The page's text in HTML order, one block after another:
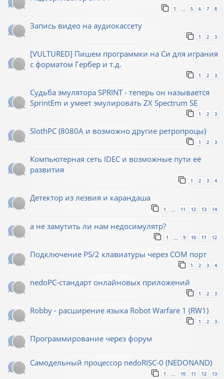
1 5 6 7 8
Запись видео на аудиокассету
1 2 3
[VULTURED] Пишем программки на Си для играния
с форматом Гербер и т.д.
1 2 3
Судьба эмулятора SPRINT - теперь он называется
SprintEm и умеет эмулировать ZX Spectrum SE
1 2 3
SlothPC (8080A и возможно другие ретропроцы)
1 2 3
Компьютерная сеть IDEC и возможные пути её
развития
1 2 3 4
Детектор из лезвия и карандаша
1 11 12 13 14
а не замутить ли нам недосимулятр?
1 9 10 11 12
Подключение PS/2 клавиатуры через COM порт
1 2 3 4
nedoPC-стандарт онлайновых приложений
1 2 3
Robby - расширение языка Robot Warfare 1 (RW1)
1 2 3
Программирование через форум
Самодельный процессор nedoRISC-0 (NEDONAND)
1 10 11 12 13